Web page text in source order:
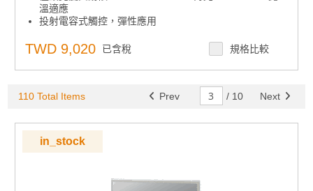
溫適應
投射電容式觸控，彈性應用
控控制器
專業客製選配：AR 表面處理、光學貼合可依需求訂製
安裝提醒：需另備 LVDS 與背光電纜連接單板電腦
TWD 9,020 已含稅 規格比較
110 Total Items Prev / 10 Next
in_stock